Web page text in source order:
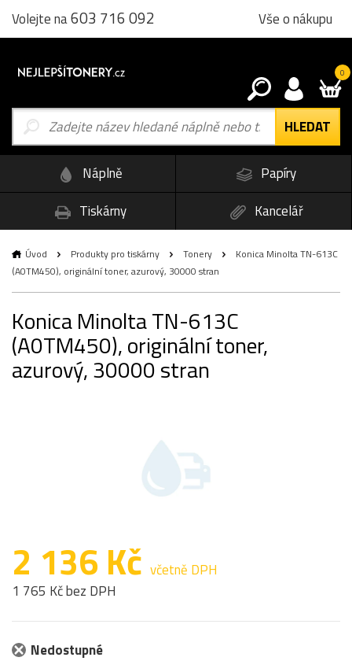
Volejte na603 716 092 Vše o nákupu
0
Náplně
Papíry
Tiskárny
Kancelář
Úvod Produkty pro tiskárny Tonery
Konica Minolta TN-613C
(A0TM450), originální toner, azurový, 30000 stran
Konica Minolta TN-613C
(A0TM450), originální toner,
azurový, 30000 stran
2 136 Kč včetně DPH
1 765 Kč bez DPH
Nedostupné